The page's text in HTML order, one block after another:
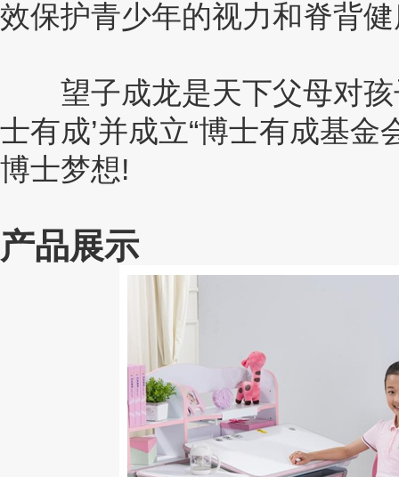
效保护青少年的视力和脊背
望子成龙是天下父母对孩
士有成’并成立“博士有成基
博士梦想!
产品展示